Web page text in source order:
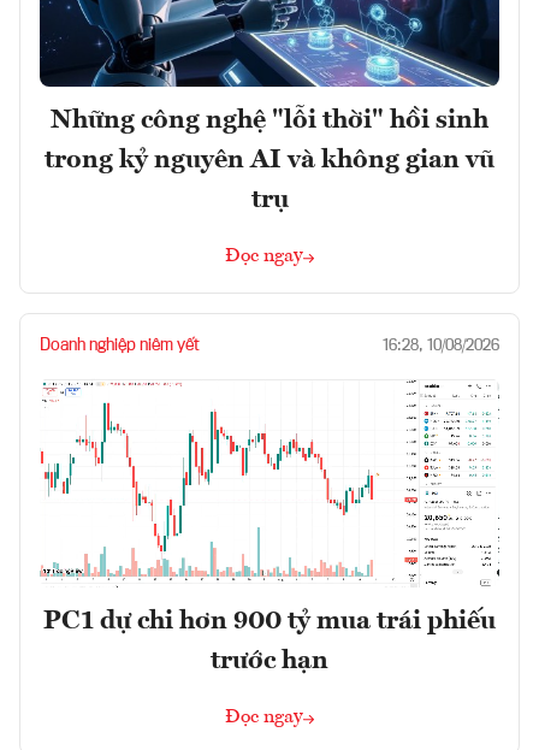
Những công nghệ "lỗi thời" hồi sinh
trong kỷ nguyên AI và không gian vũ
trụ
Đọc ngay
Doanh nghiệp niêm yết 16:28, 10/08/2026
PC1 dự chi hơn 900 tỷ mua trái phiếu
trước hạn
Đọc ngay